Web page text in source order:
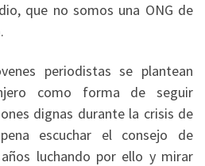
que no somos una ONG de
periodistas se plantean
como forma de seguir
dignas durante la crisis de
escuchar el consejo de
luchando por ello y mirar